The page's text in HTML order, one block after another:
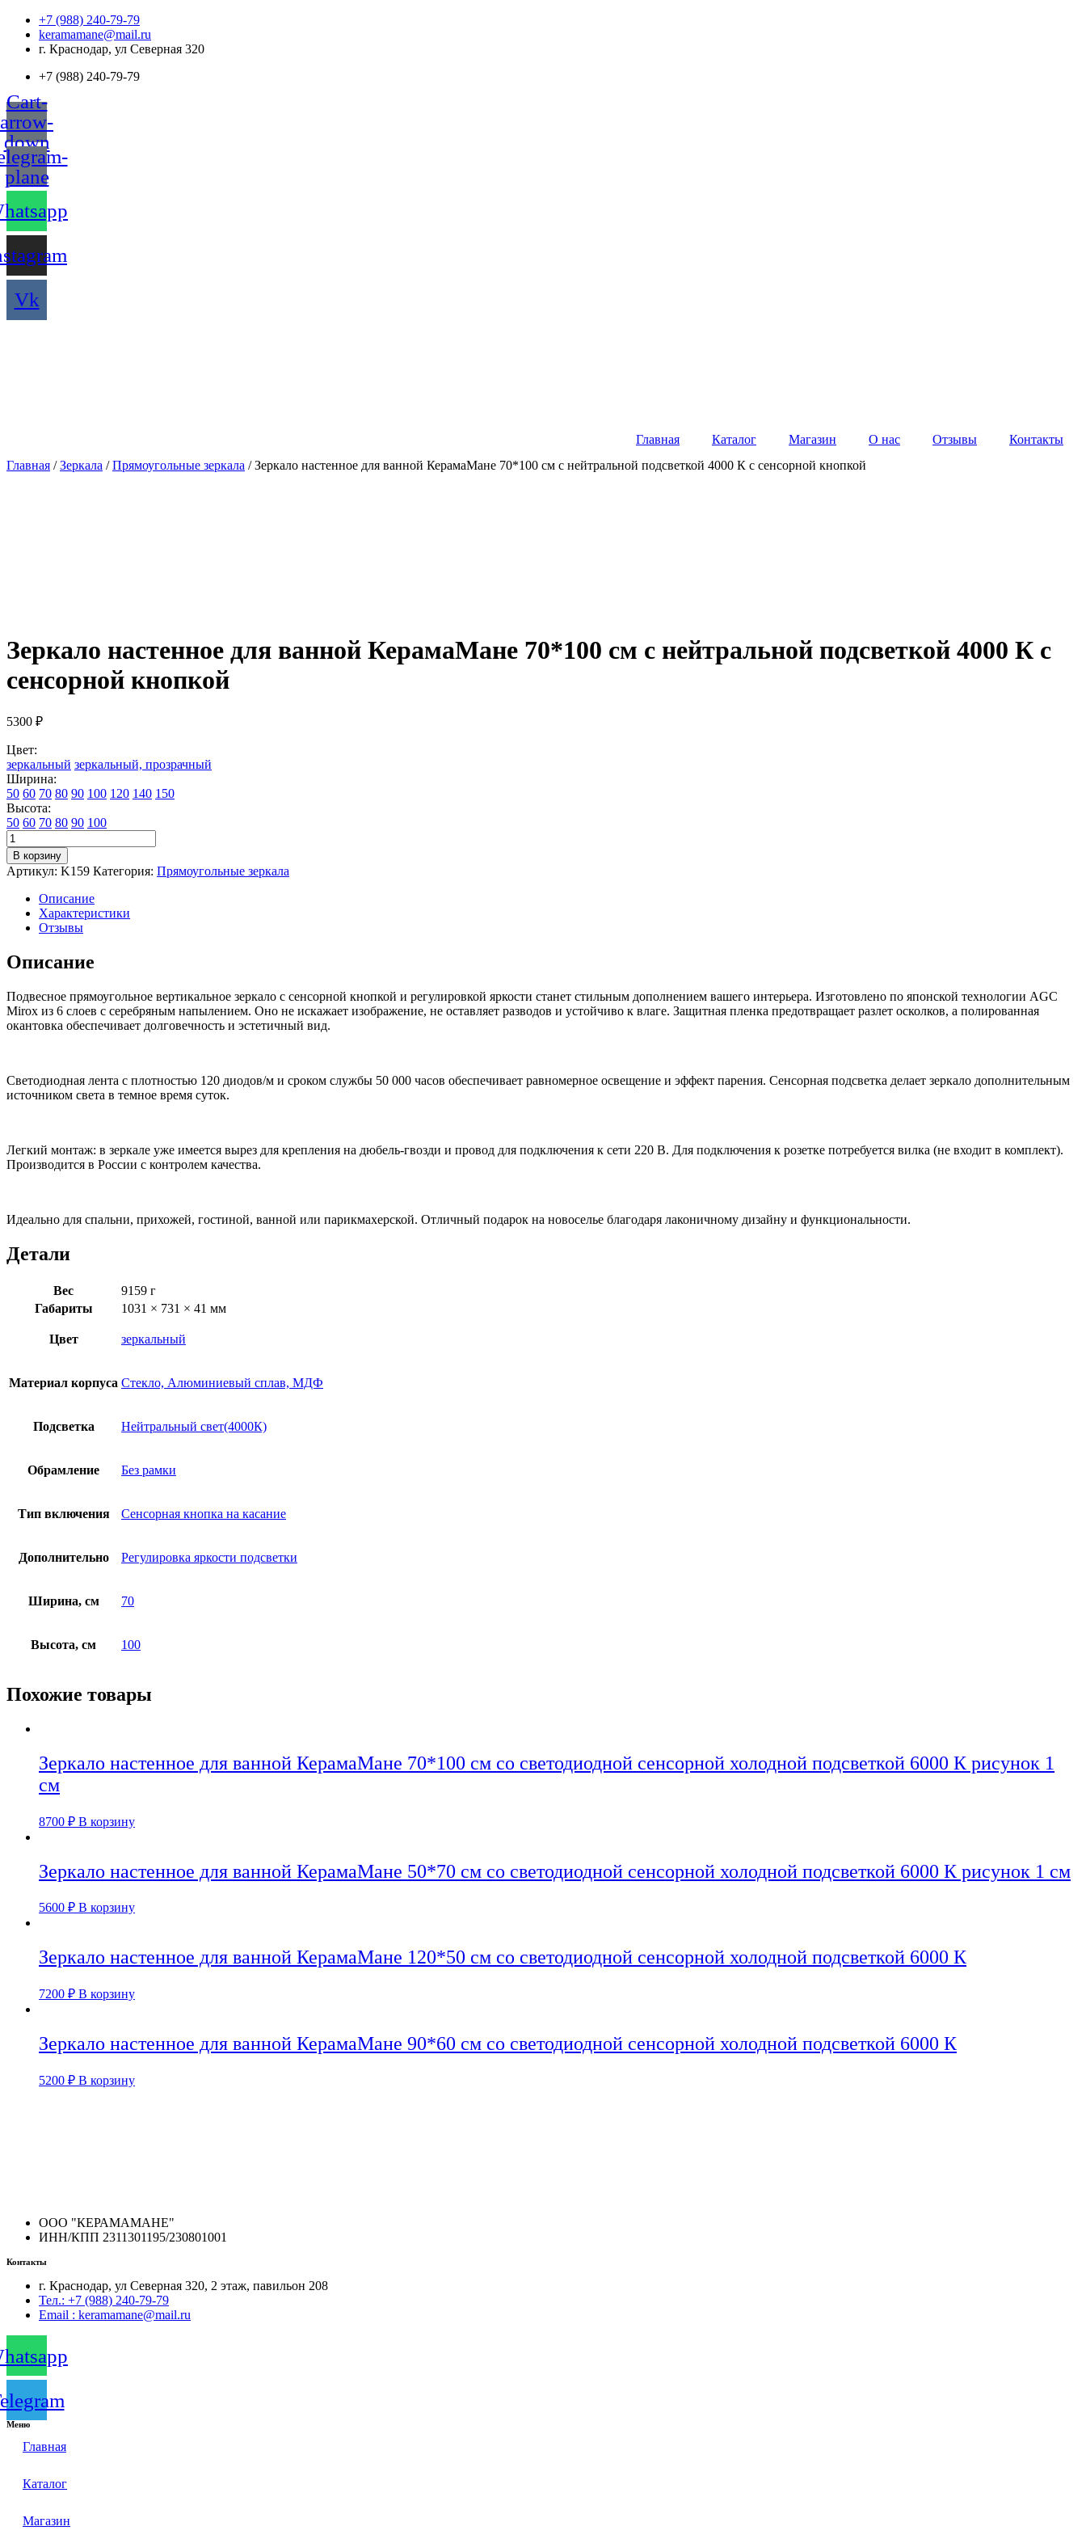
Перейти
содержимому
+7 (988) 240-79-79
keramamane@mail.ru
г. Краснодар, ул Северная 320
+7 (988) 240-79-79
Cart-
arrow-
down
plane
Vk
Главная Каталог Магазин О нас Отзывы
Контакты
Главная /Зеркала /Прямоугольные зеркала / Зеркало настенное для ванной КерамаМане 70*100 см с нейтральной подсветкой 4000 К с сенсорной кнопкой
Зеркало настенное для ванной КерамаМане 70*100 см с нейтральной подсветкой 4000 К с
сенсорной кнопкой
5300 ₽
Цвет:
зеркальный зеркальный, прозрачный
Ширина:
50 60 70 80 90 100 120 140 150
Высота:
50 60 70 80 90 100
Количество
товара
Зеркало
настенное
ванной
КерамаМане
70*100
см
с
подсветкой
4000
К
В корзину
Артикул: K159 Категория: Прямоугольные зеркала
Описание
Характеристики
Отзывы
Описание
Подвесное прямоугольное вертикальное зеркало с сенсорной кнопкой и регулировкой яркости станет стильным дополнением вашего интерьера. Изготовлено по японской технологии AGC
Mirox из 6 слоев с серебряным напылением. Оно не искажает изображение, не оставляет разводов и устойчиво к влаге. Защитная пленка предотвращает разлет осколков, а полированная
окантовка обеспечивает долговечность и эстетичный вид.
Светодиодная лента с плотностью 120 диодов/м и сроком службы 50 000 часов обеспечивает равномерное освещение и эффект парения. Сенсорная подсветка делает зеркало дополнительным
источником света в темное время суток.
Легкий монтаж: в зеркале уже имеется вырез для крепления на дюбель-гвозди и провод для подключения к сети 220 В. Для подключения к розетке потребуется вилка (не входит в комплект).
Производится в России с контролем качества.
Идеально для спальни, прихожей, гостиной, ванной или парикмахерской. Отличный подарок на новоселье благодаря лаконичному дизайну и функциональности.
Детали
Вес
9159 г
Габариты
1031 × 731 × 41 мм
Цвет зеркальный
Материал корпуса Стекло, Алюминиевый сплав, МДФ
Подсветка Нейтральный свет(4000К)
Обрамление Без рамки
Тип включения Сенсорная кнопка на касание
Дополнительно Регулировка яркости подсветки
Ширина, см 70
Высота, см 100
Похожие товары
Зеркало настенное для ванной КерамаМане 70*100 см со светодиодной сенсорной холодной подсветкой 6000 К рисунок 1
см
8700 ₽ В корзину
Зеркало настенное для ванной КерамаМане 50*70 см со светодиодной сенсорной холодной подсветкой 6000 К рисунок 1 см
5600 ₽ В корзину
Зеркало настенное для ванной КерамаМане 120*50 см со светодиодной сенсорной холодной подсветкой 6000 К
7200 ₽ В корзину
Зеркало настенное для ванной КерамаМане 90*60 см со светодиодной сенсорной холодной подсветкой 6000 К
5200 ₽ В корзину
ООО "КЕРАМАМАНЕ"
ИНН/КПП 2311301195/230801001
Контакты
г. Краснодар, ул Северная 320, 2 этаж, павильон 208
Тел.: +7 (988) 240-79-79
Email : keramamane@mail.ru
Меню
Главная
Каталог
Магазин